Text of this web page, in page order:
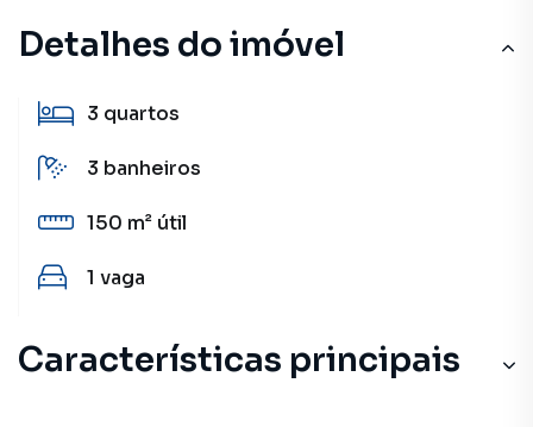
Detalhes do imóvel
3 quartos
3 banheiros
150 m² útil
1 vaga
Características principais